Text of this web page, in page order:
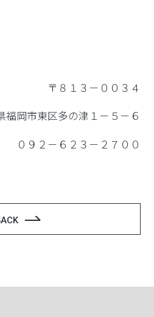
〒８１３－００３４
福岡市東区多の津１－５－６
０９２－６２３－２７００